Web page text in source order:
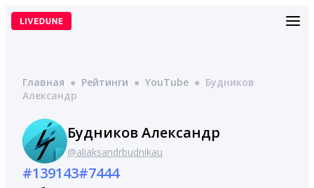
Перейти
Главная ● Рейтинги ● YouTube ● Будников
Александр
Будников Александр
@aliaksandrbudnikau
#139143#7444